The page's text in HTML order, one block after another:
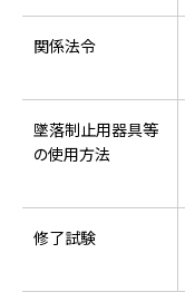
関係法令
墜落制止用器具等
の使用方法
修了試験